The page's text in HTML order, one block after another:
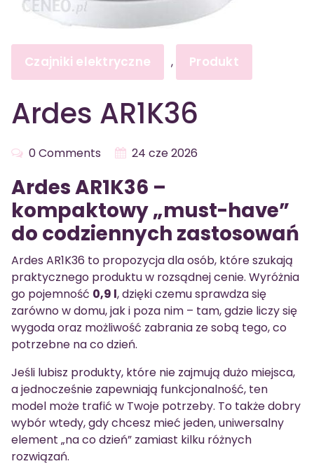
Czajniki elektryczne , Produkt
Ardes AR1K36
0 Comments 24 cze 2026
Ardes AR1K36 –
kompaktowy „must-have”
do codziennych zastosowań
Ardes AR1K36 to propozycja dla osób, które szukają
praktycznego produktu w rozsądnej cenie. Wyróżnia
go pojemność 0,9 l, dzięki czemu sprawdza się
zarówno w domu, jak i poza nim – tam, gdzie liczy się
wygoda oraz możliwość zabrania ze sobą tego, co
potrzebne na co dzień.
Jeśli lubisz produkty, które nie zajmują dużo miejsca,
a jednocześnie zapewniają funkcjonalność, ten
model może trafić w Twoje potrzeby. To także dobry
wybór wtedy, gdy chcesz mieć jeden, uniwersalny
element „na co dzień” zamiast kilku różnych
rozwiązań.